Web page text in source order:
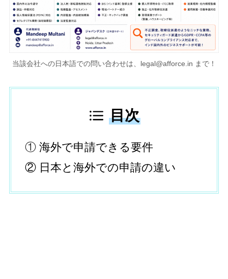
当該会社への日本語での問い合わせは、legal@afforce.in まで！
目次
① 海外で申請できる要件
② 日本と海外での申請の違い